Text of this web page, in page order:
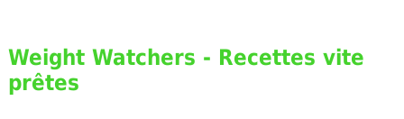
Weight Watchers - Recettes vite
prêtes